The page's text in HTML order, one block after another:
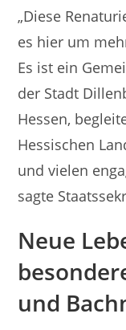
„Diese
es hier um
Es ist ein
der Stadt
Hessen,
Hessischen
und vielen
sagte
Neue
und